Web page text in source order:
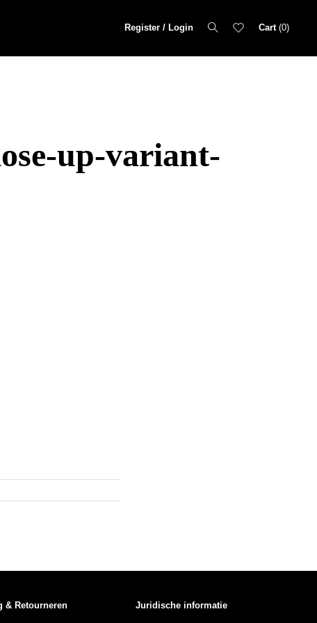
Register / Login Cart 0
up-variant-
& Retourneren Juridische informatie